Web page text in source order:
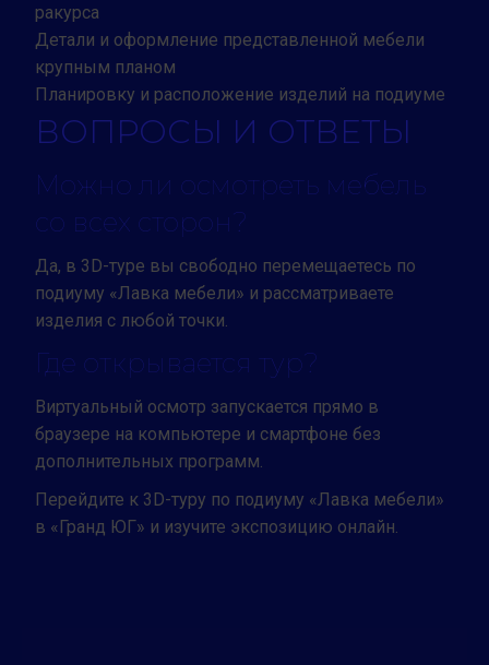
ракурса
Детали и оформление представленной мебели
крупным планом
Планировку и расположение изделий на подиуме
ВОПРОСЫ И ОТВЕТЫ
Можно ли осмотреть мебель
со всех сторон?
Да, в 3D-туре вы свободно перемещаетесь по
подиуму «Лавка мебели» и рассматриваете
изделия с любой точки.
Где открывается тур?
Виртуальный осмотр запускается прямо в
браузере на компьютере и смартфоне без
дополнительных программ.
Перейдите к 3D-туру по подиуму «Лавка мебели»
в «Гранд ЮГ» и изучите экспозицию онлайн.